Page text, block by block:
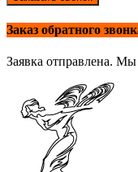
Заказ обратного
Заявка отправлена.